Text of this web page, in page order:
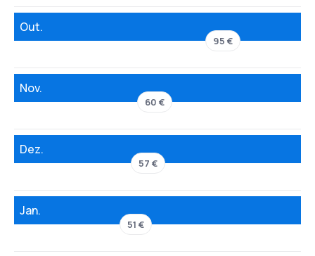
Out.
95 €
Nov.
60 €
Dez.
57 €
Jan.
51 €